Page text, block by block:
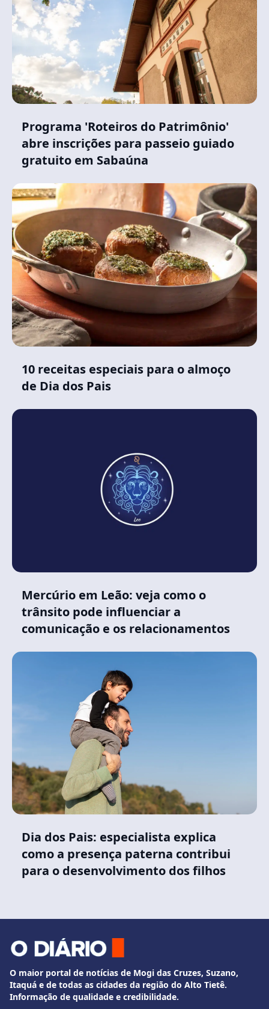
Programa 'Roteiros do Patrimônio'
abre inscrições para passeio guiado
gratuito em Sabaúna
10 receitas especiais para o almoço
de Dia dos Pais
Mercúrio em Leão: veja como o
trânsito pode influenciar a
comunicação e os relacionamentos
Dia dos Pais: especialista explica
como a presença paterna contribui
para o desenvolvimento dos filhos
O maior portal de notícias de Mogi das Cruzes, Suzano,
Itaquá e de todas as cidades da região do Alto Tietê.
Informação de qualidade e credibilidade.